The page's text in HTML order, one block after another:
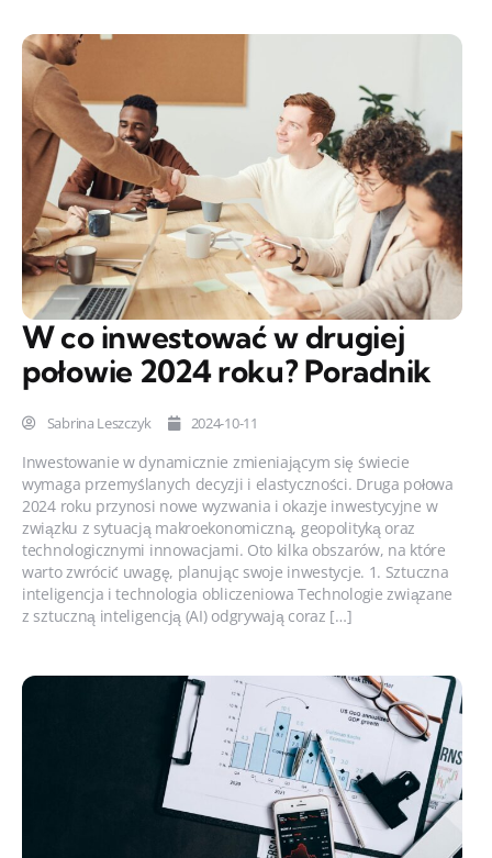
W co inwestować w drugiej
połowie 2024 roku? Poradnik
Sabrina Leszczyk 2024-10-11
Inwestowanie w dynamicznie zmieniającym się świecie
wymaga przemyślanych decyzji i elastyczności. Druga połowa
2024 roku przynosi nowe wyzwania i okazje inwestycyjne w
związku z sytuacją makroekonomiczną, geopolityką oraz
technologicznymi innowacjami. Oto kilka obszarów, na które
warto zwrócić uwagę, planując swoje inwestycje. 1. Sztuczna
inteligencja i technologia obliczeniowa Technologie związane
z sztuczną inteligencją (AI) odgrywają coraz […]